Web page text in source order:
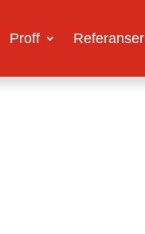
Proff Referanser